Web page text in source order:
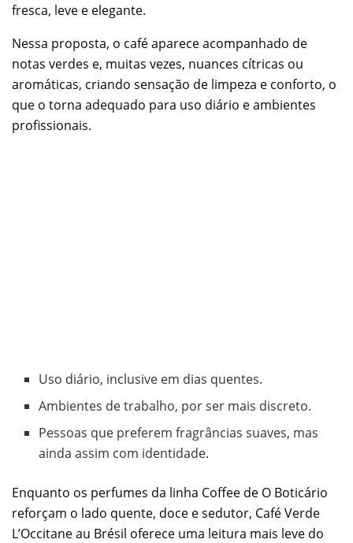
fresca, leve e elegante.
Nessa proposta, o café aparece acompanhado de
notas verdes e, muitas vezes, nuances cítricas ou
aromáticas, criando sensação de limpeza e conforto, o
que o torna adequado para uso diário e ambientes
profissionais.
Uso diário, inclusive em dias quentes.
Ambientes de trabalho, por ser mais discreto.
Pessoas que preferem fragrâncias suaves, mas
ainda assim com identidade.
Enquanto os perfumes da linha Coffee de O Boticário
reforçam o lado quente, doce e sedutor, Café Verde
L’Occitane au Brésil oferece uma leitura mais leve do